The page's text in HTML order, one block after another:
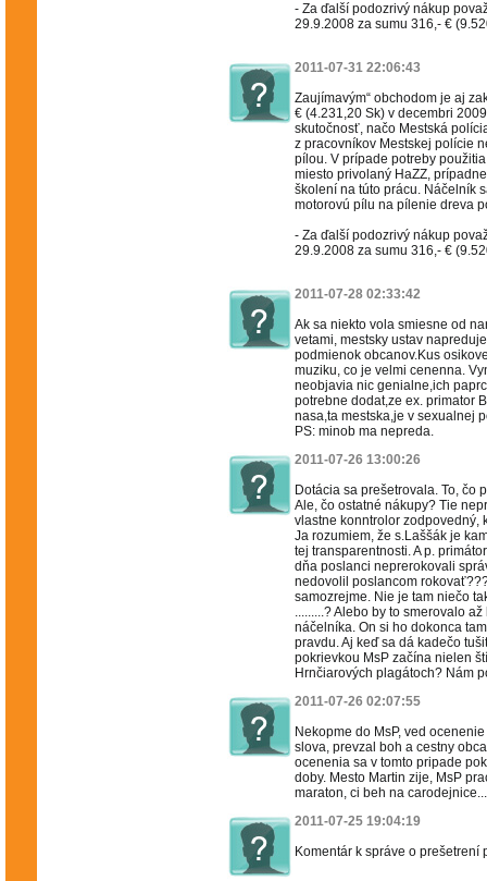
- Za ďalší podozrivý nákup
29.9.2008 za sumu 316,- €
2011-07-31 22:06:43
Zaujímavým“ obchodom je aj
€ (4.231,20 Sk) v decembri
skutočnosť, načo Mestská
z pracovníkov Mestskej polície
pílou. V prípade potreby
miesto privolaný HaZZ,
školení na túto prácu. Náčelník
motorovú pílu na pílenie dreva
- Za ďalší podozrivý nákup
29.9.2008 za sumu 316,- €
2011-07-28 02:33:42
Ak sa niekto vola smiesne od
vetami, mestsky ustav
podmienok obcanov.Kus
muziku, co je velmi cenenna.
neobjavia nic genialne,ich
potrebne dodat,ze ex. primator
nasa,ta mestska,je v sexualnej
PS: minob ma nepreda.
2011-07-26 13:00:26
Dotácia sa prešetrovala. To, čo
Ale, čo ostatné nákupy? Tie
vlastne konntrolor zodpovedný,
Ja rozumiem, že s.Laššák je
tej transparentnosti. A p.
dňa poslanci neprerokovali
nedovolil poslancom
samozrejme. Nie je tam niečo
.........? Alebo by to smerovalo
náčelníka. On si ho dokonca
pravdu. Aj keď sa dá kadečo
pokrievkou MsP začína nielen
Hrnčiarových plagátoch? Nám
2011-07-26 02:07:55
Nekopme do MsP, ved
slova, prevzal boh a cestny
ocenenia sa v tomto pripade
doby. Mesto Martin zije, MsP
maraton, ci beh na
2011-07-25 19:04:19
Komentár k správe o prešetrení